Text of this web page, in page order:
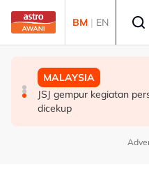
Skip to main content
BM | EN
MALAYSIA
RCI Tabung Haji: SPRM,
individu terlibat siasatan
MALAYSIA
Isu dadah juruterbang:
MAG, tawar kepakaran
MALAYSIA
JSJ gempur kegiatan
dicekup